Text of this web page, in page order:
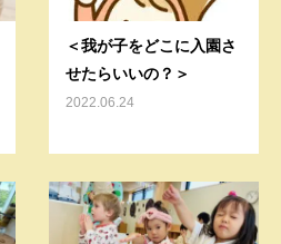
＜我が子をどこに入園さ
せたらいいの？＞
2022.06.24